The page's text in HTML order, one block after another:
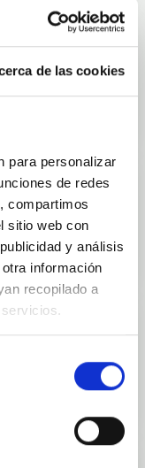
de las cookies
para personalizar
de redes
compartimos
sitio web con
y análisis
información
recopilado a